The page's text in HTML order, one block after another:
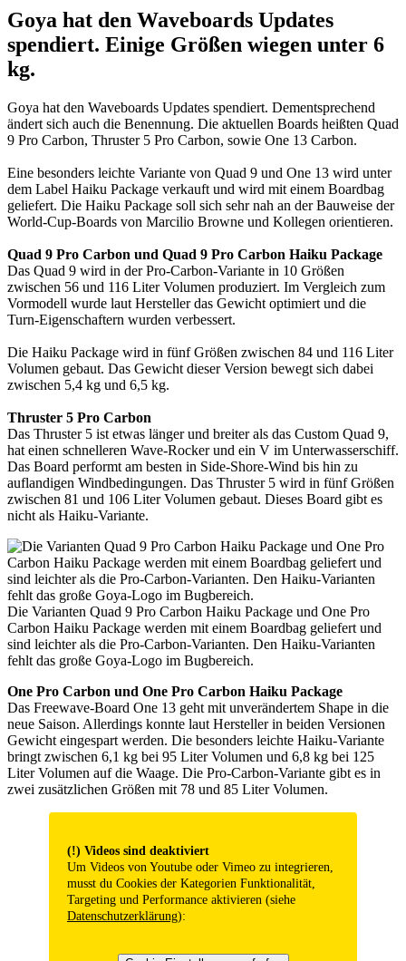
Goya hat den Waveboards Updates
spendiert. Einige Größen wiegen unter 6
kg.
Goya hat den Waveboards Updates spendiert. Dementsprechend
ändert sich auch die Benennung. Die aktuellen Boards heißten Quad
9 Pro Carbon, Thruster 5 Pro Carbon, sowie One 13 Carbon.
Eine besonders leichte Variante von Quad 9 und One 13 wird unter
dem Label Haiku Package verkauft und wird mit einem Boardbag
geliefert. Die Haiku Package soll sich sehr nah an der Bauweise der
World-Cup-Boards von Marcilio Browne und Kollegen orientieren.
Quad 9 Pro Carbon und Quad 9 Pro Carbon Haiku Package
Das Quad 9 wird in der Pro-Carbon-Variante in 10 Größen
zwischen 56 und 116 Liter Volumen produziert. Im Vergleich zum
Vormodell wurde laut Hersteller das Gewicht optimiert und die
Turn-Eigenschaftern wurden verbessert.
Die Haiku Package wird in fünf Größen zwischen 84 und 116 Liter
Volumen gebaut. Das Gewicht dieser Version bewegt sich dabei
zwischen 5,4 kg und 6,5 kg.
Thruster 5 Pro Carbon
Das Thruster 5 ist etwas länger und breiter als das Custom Quad 9,
hat einen schnelleren Wave-Rocker und ein V im Unterwasserschiff.
Das Board performt am besten in Side-Shore-Wind bis hin zu
auflandigen Windbedingungen. Das Thruster 5 wird in fünf Größen
zwischen 81 und 106 Liter Volumen gebaut. Dieses Board gibt es
nicht als Haiku-Variante.
Die Varianten Quad 9 Pro Carbon Haiku Package und One Pro
Carbon Haiku Package werden mit einem Boardbag geliefert und
sind leichter als die Pro-Carbon-Varianten. Den Haiku-Varianten
fehlt das große Goya-Logo im Bugbereich.
One Pro Carbon und One Pro Carbon Haiku Package
Das Freewave-Board One 13 geht mit unverändertem Shape in die
neue Saison. Allerdings konnte laut Hersteller in beiden Versionen
Gewicht eingespart werden. Die besonders leichte Haiku-Variante
bringt zwischen 6,1 kg bei 95 Liter Volumen und 6,8 kg bei 125
Liter Volumen auf die Waage. Die Pro-Carbon-Variante gibt es in
zwei zusätzlichen Größen mit 78 und 85 Liter Volumen.
(!) Videos sind deaktiviert
Um Videos von Youtube oder Vimeo zu integrieren,
musst du Cookies der Kategorien Funktionalität,
Targeting und Performance aktivieren (siehe
Datenschutzerklärung):